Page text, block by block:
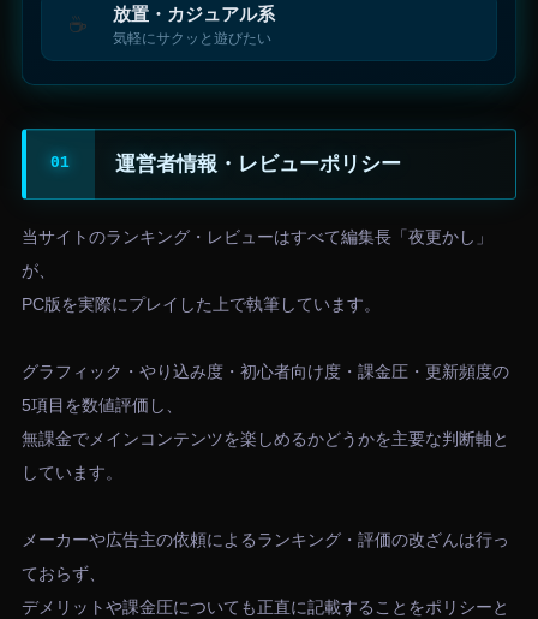
☕ 放置・カジュアル系
気軽にサクッと遊びたい
運営者情報・レビューポリシー
当サイトのランキング・レビューはすべて編集長「夜更かし」
が、
PC版を実際にプレイした上で執筆しています。
グラフィック・やり込み度・初心者向け度・課金圧・更新頻度の
5項目を数値評価し、
無課金でメインコンテンツを楽しめるかどうかを主要な判断軸と
しています。
メーカーや広告主の依頼によるランキング・評価の改ざんは行っ
ておらず、
デメリットや課金圧についても正直に記載することをポリシーと